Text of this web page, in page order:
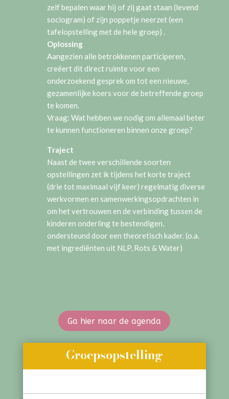
zelf bepalen waar hij of zij gaat staan (levend
sociogram) of zijn poppetje neerzet (een
tafelopstelling met de hele groep) .
Oplossing
Aangezien alle betrokkenen participeren,
creëert dit direct ruimte voor een
onderzoekend gesprek om tot een nieuwe,
gezamenlijke koers voor de betreffende groep
te komen.
Vraag: Wat hebben we nodig om allemaal beter
te kunnen functioneren binnen onze groep?
Traject
Naast de twee verschillende soorten
opstellingen zet ik tijdens het korte traject
(drie tot maximaal vijf keer) regelmatig diverse
werkvormen en samenwerkingsopdrachten in
om het vertrouwen en de verbinding tussen de
kinderen onderling te bestendigen,
ondersteund door een theoretisch kader. (o.a.
met ingrediënten uit NLP, Rots & Water)
Ga hier naar de agenda
Groepsopstelling